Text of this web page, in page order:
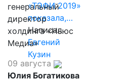
«ТЭФИ 2019»
показала,…
Написал
Евгений
Кузин
генеральный
директор
холдинга «Ньюс
Медиа»
09 августа
Юлия Богатикова